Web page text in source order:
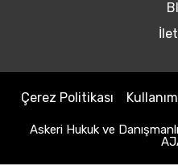
Askeri Hukuk ve
Çerez Politikası